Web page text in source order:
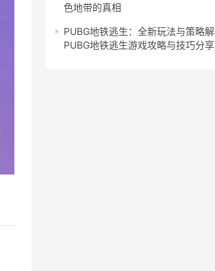
色地带的真相
PUBG地铁逃生：全新玩法与策略
PUBG地铁逃生游戏攻略与技巧分享